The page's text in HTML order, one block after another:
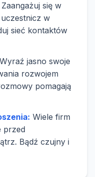
Zaangażuj się w
w
sieć kontaktów
Wyraź jasno swoje
rozwojem
pomagają
Wiele firm
przed
Bądź czujny i